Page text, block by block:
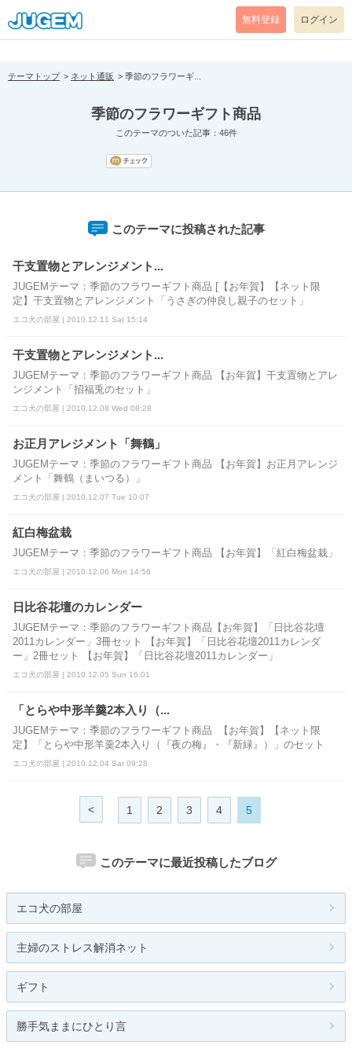
[pear_error: message="Success" code=0 mode=return level=notice
prefix="" info=""]
無料登録 ログイン
テーマトップ ネット通販 季節のフラワーギ...
季節のフラワーギフト商品
このテーマのついた記事：46件
このテーマに投稿された記事
干支置物とアレンジメント...
JUGEMテーマ：季節のフラワーギフト商品 [【お年賀】【ネット限
定】干支置物とアレンジメント「うさぎの仲良し親子のセット」
エコ犬の部屋 | 2010.12.11 Sat 15:14
干支置物とアレンジメント...
JUGEMテーマ：季節のフラワーギフト商品 【お年賀】干支置物とアレ
ンジメント「招福兎のセット」
エコ犬の部屋 | 2010.12.08 Wed 08:28
お正月アレジメント「舞鶴」
JUGEMテーマ：季節のフラワーギフト商品 【お年賀】お正月アレンジ
メント「舞鶴（まいつる）」
エコ犬の部屋 | 2010.12.07 Tue 10:07
紅白梅盆栽
JUGEMテーマ：季節のフラワーギフト商品 【お年賀】「紅白梅盆栽」
エコ犬の部屋 | 2010.12.06 Mon 14:56
日比谷花壇のカレンダー
JUGEMテーマ：季節のフラワーギフト商品【お年賀】「日比谷花壇
2011カレンダー」3冊セット 【お年賀】「日比谷花壇2011カレンダ
ー」2冊セット 【お年賀】「日比谷花壇2011カレンダー」
エコ犬の部屋 | 2010.12.05 Sun 16:01
「とらや中形羊羹2本入り（...
JUGEMテーマ：季節のフラワーギフト商品 【お年賀】【ネット限
定】「とらや中形羊羹2本入り（『夜の梅』・『新緑』）」のセット
エコ犬の部屋 | 2010.12.04 Sat 09:28
< 1 2 3 4 5
このテーマに最近投稿したブログ
エコ犬の部屋
主婦のストレス解消ネット
ギフト
勝手気ままにひとり言